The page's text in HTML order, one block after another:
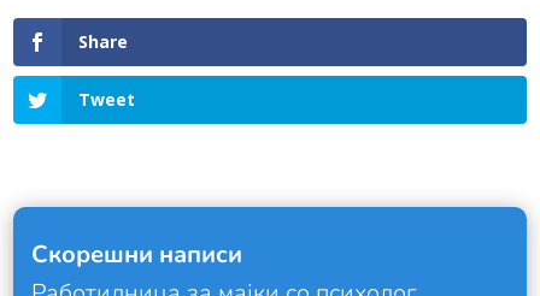
Share
Tweet
Скорешни написи